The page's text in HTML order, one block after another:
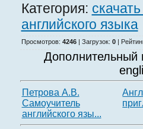
Категория:
английского языка
Просмотров: 4246| Загрузок: 0|
Дополнительный
Петрова А.В.
Самоучитель
английского язы...